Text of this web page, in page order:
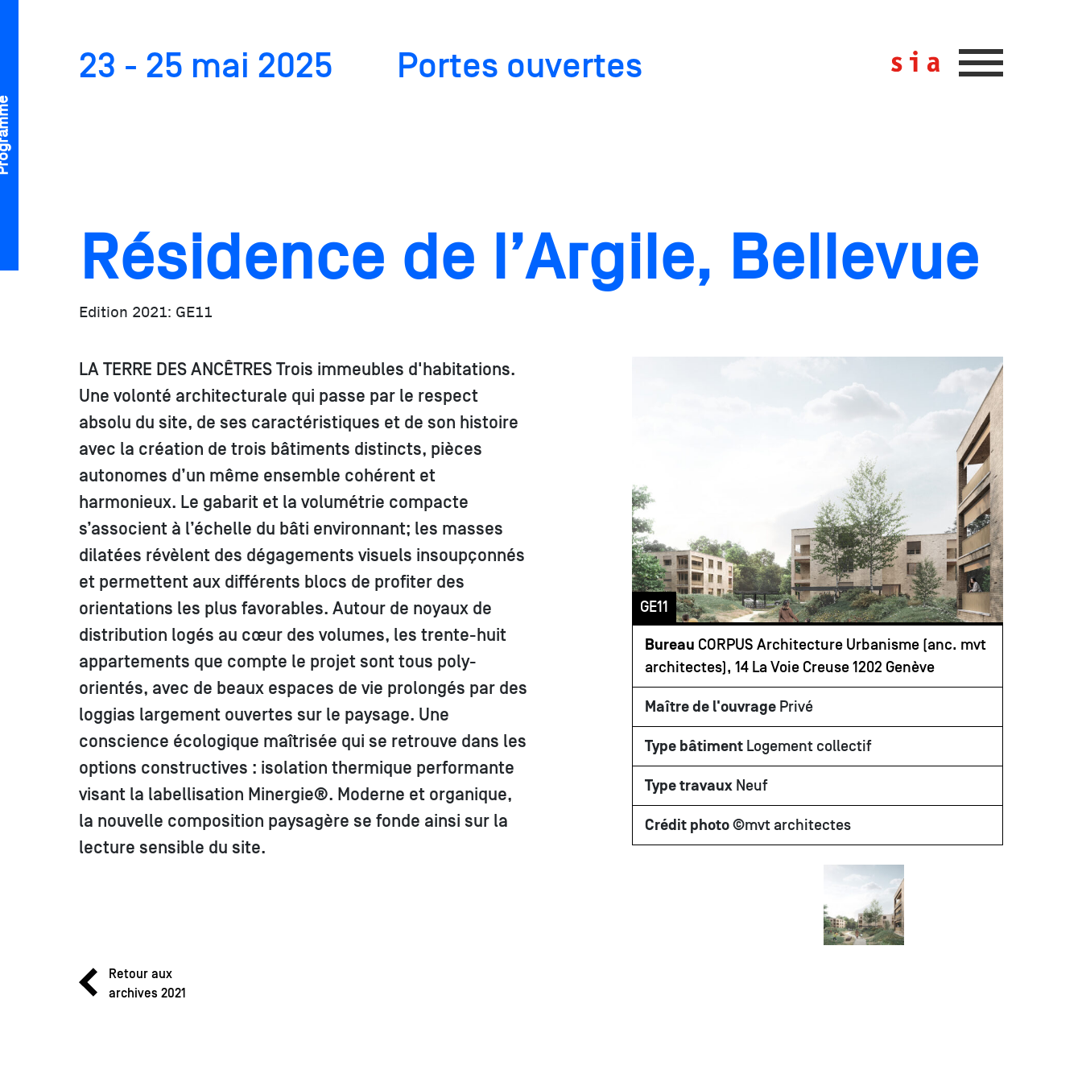
23 - 25 mai 2025 Portes ouvertes
Résidence de l’Argile, Bellevue
Edition 2021: GE11
LA TERRE DES ANCÊTRES Trois immeubles d'habitations.
Une volonté architecturale qui passe par le respect
absolu du site, de ses caractéristiques et de son histoire
avec la création de trois bâtiments distincts, pièces
autonomes d’un même ensemble cohérent et
harmonieux. Le gabarit et la volumétrie compacte
s’associent à l’échelle du bâti environnant; les masses
dilatées révèlent des dégagements visuels insoupçonnés
et permettent aux différents blocs de profiter des
orientations les plus favorables. Autour de noyaux de
distribution logés au cœur des volumes, les trente-huit
appartements que compte le projet sont tous poly-
orientés, avec de beaux espaces de vie prolongés par des
loggias largement ouvertes sur le paysage. Une
conscience écologique maîtrisée qui se retrouve dans les
options constructives : isolation thermique performante
visant la labellisation Minergie®. Moderne et organique,
la nouvelle composition paysagère se fonde ainsi sur la
lecture sensible du site.
GE11
Bureau CORPUS Architecture Urbanisme (anc. mvt
architectes), 14 La Voie Creuse 1202 Genève
Maître de l'ouvrage Privé
Type bâtiment Logement collectif
Type travaux Neuf
Crédit photo©mvt architectes
Retour aux
archives 2021